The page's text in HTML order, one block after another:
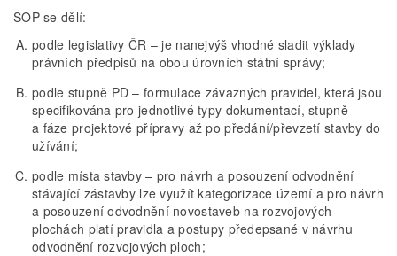
SOP se dělí:
podle legislativy ČR – je nanejvýš vhodné sladit výklady
právních předpisů na obou úrovních státní správy;
podle stupně PD – formulace závazných pravidel, která jsou
specifikována pro jednotlivé typy dokumentací, stupně
a fáze projektové přípravy až po předání/převzetí stavby do
užívání;
podle místa stavby – pro návrh a posouzení odvodnění
stávající zástavby lze využít kategorizace území a pro návrh
a posouzení odvodnění novostaveb na rozvojových
plochách platí pravidla a postupy předepsané v návrhu
odvodnění rozvojových ploch;